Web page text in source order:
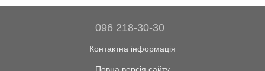
096 218-30-30
Контактна інформація